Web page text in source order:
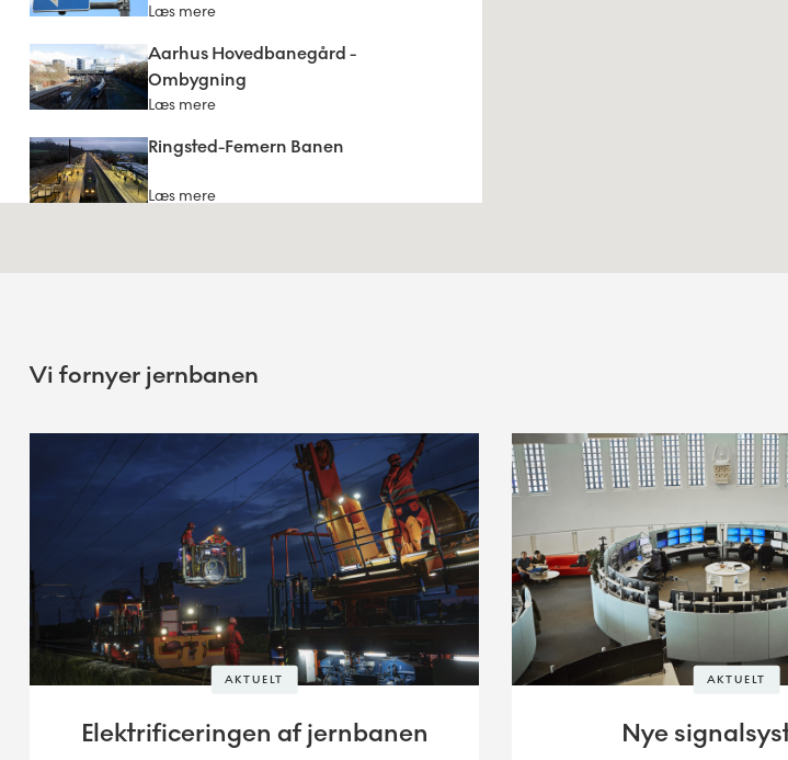
Læs mere
Aarhus Hovedbanegård -
Ombygning
Læs mere
Ringsted-Femern Banen
Læs mere
Vi fornyer jernbanen
AKTUELT
Elektrificeringen af jernbanen
AKTUELT
Nye